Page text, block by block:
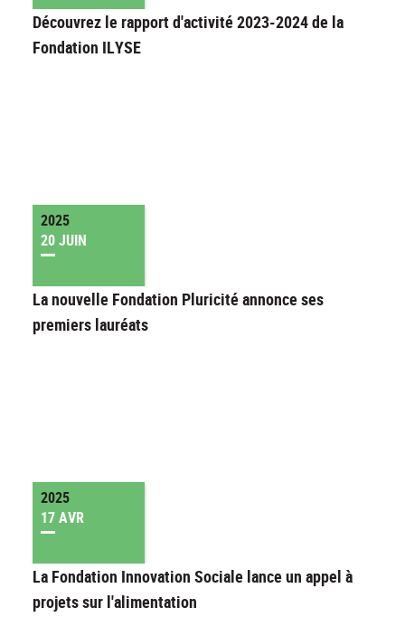
Découvrez le rapport d'activité 2023-2024 de la
Fondation ILYSE
2025
20 JUIN
La nouvelle Fondation Pluricité annonce ses
premiers lauréats
2025
17 AVR
La Fondation Innovation Sociale lance un appel à
projets sur l'alimentation